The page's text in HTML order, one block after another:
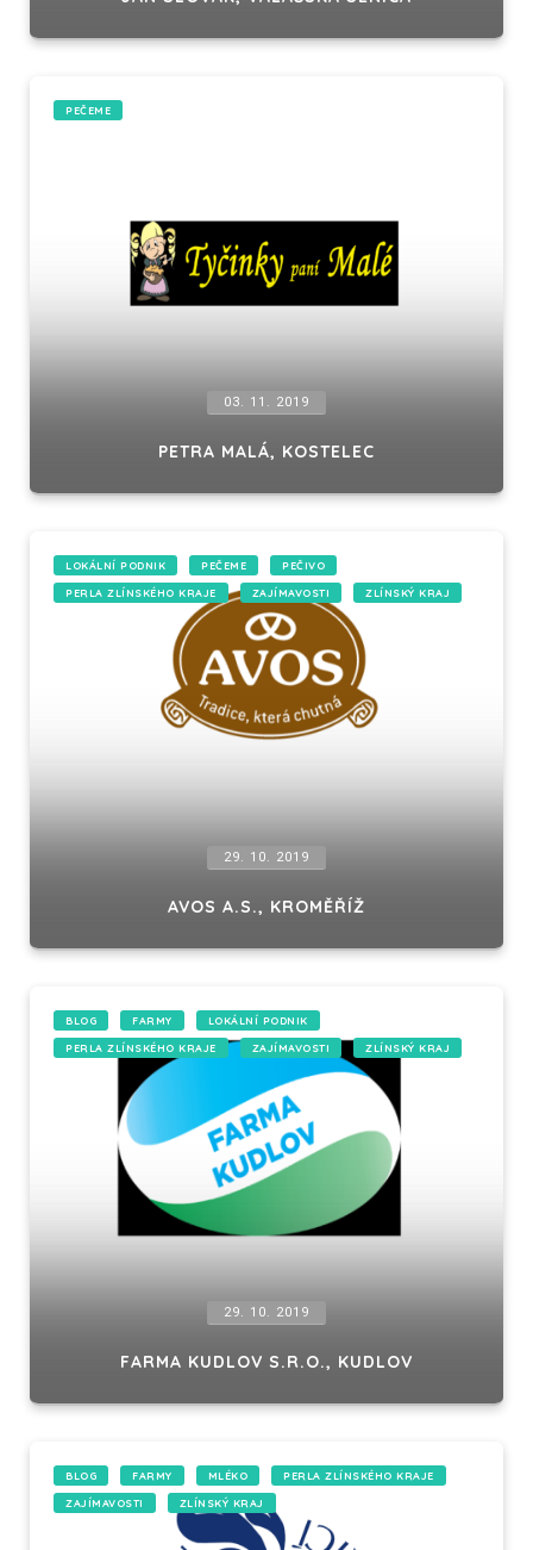
PEČEME
03. 11. 2019
PETRA MALÁ, KOSTELEC
LOKÁLNÍ PODNIK PEČEME PEČIVO
PERLA ZLÍNSKÉHO KRAJE ZAJÍMAVOSTI ZLÍNSKÝ KRAJ
29. 10. 2019
AVOS A.S., KROMĚŘÍŽ
BLOG FARMY LOKÁLNÍ PODNIK
PERLA ZLÍNSKÉHO KRAJE ZAJÍMAVOSTI ZLÍNSKÝ KRAJ
29. 10. 2019
FARMA KUDLOV S.R.O., KUDLOV
BLOG FARMY MLÉKO PERLA ZLÍNSKÉHO KRAJE
ZAJÍMAVOSTI ZLÍNSKÝ KRAJ